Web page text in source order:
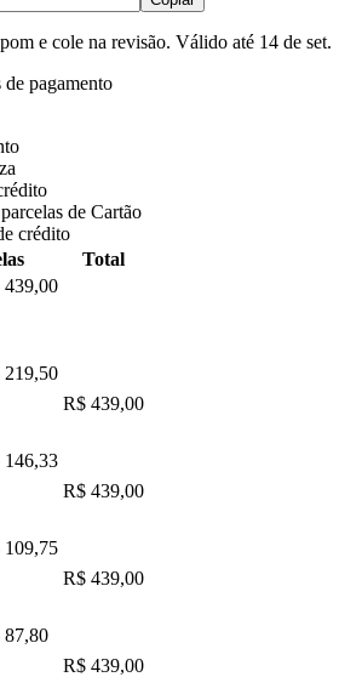
e cole na revisão. Válido até 14 de set.
de pagamento
de Cartão
crédito
Total
439,00
219,50
R$ 439,00
146,33
R$ 439,00
109,75
R$ 439,00
87,80
R$ 439,00